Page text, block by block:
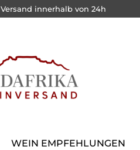
Versand innerhalb von 24h
WEIN EMPFEHLUNGEN